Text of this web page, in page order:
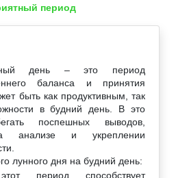
период
день – это период
баланса и принятия
быть как продуктивным, так
в будний день. В это
поспешных выводов,
анализе и укреплении
лунного дня на будний день:
период способствует